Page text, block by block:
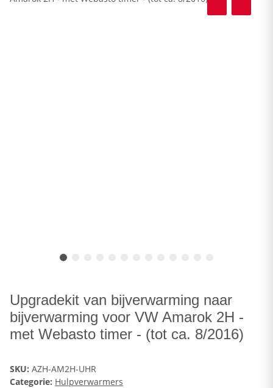
Upgradekit van bijverwarming naar
bijverwarming voor VW Amarok 2H -
met Webasto timer - (tot ca. 8/2016)
SKU: AZH-AM2H-UHR
Categorie: Hulpverwarmers